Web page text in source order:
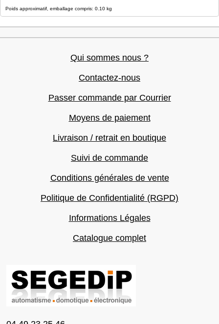
Poids approximatif, emballage compris: 0.10 kg
Qui sommes nous ?
Contactez-nous
Passer commande par Courrier
Moyens de paiement
Livraison / retrait en boutique
Suivi de commande
Conditions générales de vente
Politique de Confidentialité (RGPD)
Informations Légales
Catalogue complet